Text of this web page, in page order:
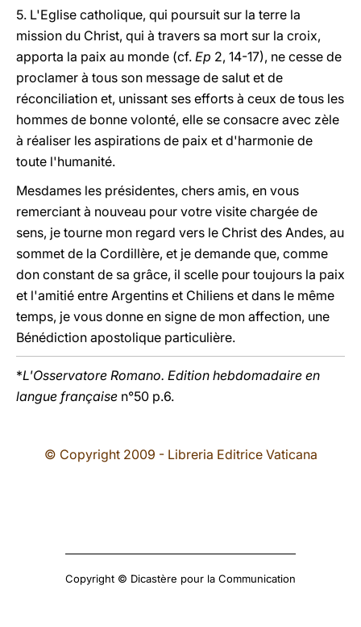
5. L'Eglise catholique, qui poursuit sur la terre la
mission du Christ, qui à travers sa mort sur la croix,
apporta la paix au monde (cf. Ep 2, 14-17), ne cesse de
proclamer à tous son message de salut et de
réconciliation et, unissant ses efforts à ceux de tous les
hommes de bonne volonté, elle se consacre avec zèle
à réaliser les aspirations de paix et d'harmonie de
toute l'humanité.
Mesdames les présidentes, chers amis, en vous
remerciant à nouveau pour votre visite chargée de
sens, je tourne mon regard vers le Christ des Andes, au
sommet de la Cordillère, et je demande que, comme
don constant de sa grâce, il scelle pour toujours la paix
et l'amitié entre Argentins et Chiliens et dans le même
temps, je vous donne en signe de mon affection, une
Bénédiction apostolique particulière.
*L'Osservatore Romano. Edition hebdomadaire en
langue française n°50 p.6.
© Copyright 2009 - Libreria Editrice Vaticana
Copyright © Dicastère pour la Communication